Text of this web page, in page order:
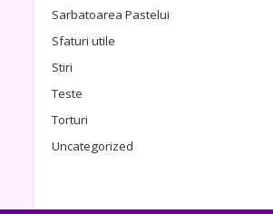
Sarbatoarea Pastelui
Sfaturi utile
Stiri
Teste
Torturi
Uncategorized